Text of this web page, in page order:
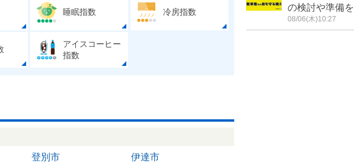
睡眠指数 冷房指数
アイスコーヒー
指数
登別市
伊達市
の検討や準備を
08/06(木)10:27